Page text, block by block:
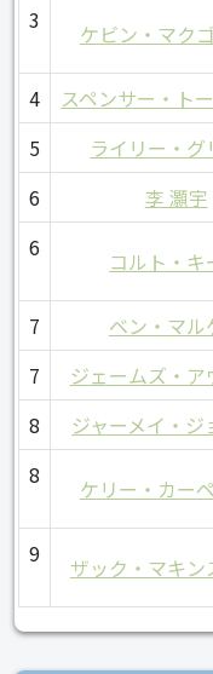
3 ケビン・マク
4 スペンサー・ト
5
ライリー・グ
6
李 灝宇
6
コルト・キ
7 ベン・マル
7
ジェームズ・ア
8
ジャーメイ・ジ
8
ケリー・カー
9 ザック・マキン